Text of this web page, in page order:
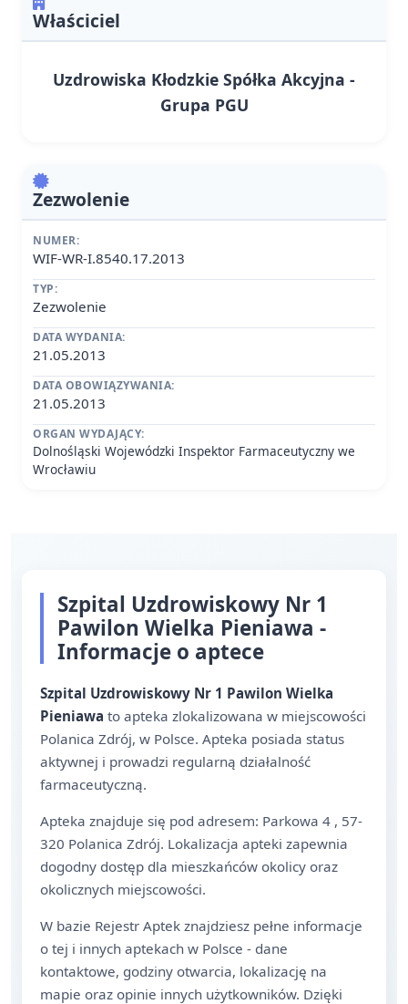
Właściciel
Uzdrowiska Kłodzkie Spółka Akcyjna -
Grupa PGU
Zezwolenie
NUMER:
WIF-WR-I.8540.17.2013
TYP:
Zezwolenie
DATA WYDANIA:
21.05.2013
DATA OBOWIĄZYWANIA:
21.05.2013
ORGAN WYDAJĄCY:
Dolnośląski Wojewódzki Inspektor Farmaceutyczny we
Wrocławiu
Szpital Uzdrowiskowy Nr 1
Pawilon Wielka Pieniawa -
Informacje o aptece
Szpital Uzdrowiskowy Nr 1 Pawilon Wielka
Pieniawa to apteka zlokalizowana w miejscowości
Polanica Zdrój, w Polsce. Apteka posiada status
aktywnej i prowadzi regularną działalność
farmaceutyczną.
Apteka znajduje się pod adresem: Parkowa 4 , 57-
320 Polanica Zdrój. Lokalizacja apteki zapewnia
dogodny dostęp dla mieszkańców okolicy oraz
okolicznych miejscowości.
W bazie Rejestr Aptek znajdziesz pełne informacje
o tej i innych aptekach w Polsce - dane
kontaktowe, godziny otwarcia, lokalizację na
mapie oraz opinie innych użytkowników. Dzięki